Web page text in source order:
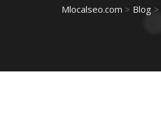
Mlocalseo.com > Blog >